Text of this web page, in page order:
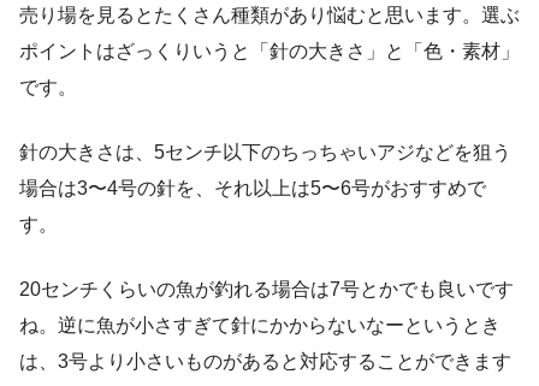
売り場を見るとたくさん種類があり悩むと思います。選ぶ
ポイントはざっくりいうと「針の大きさ」と「色・素材」
です。
針の大きさは、5センチ以下のちっちゃいアジなどを狙う
場合は3〜4号の針を、それ以上は5〜6号がおすすめで
す。
20センチくらいの魚が釣れる場合は7号とかでも良いです
ね。逆に魚が小さすぎて針にかからないなーというとき
は、3号より小さいものがあると対応することができます